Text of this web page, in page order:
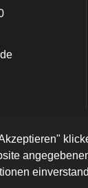
GmbH & Co. KG